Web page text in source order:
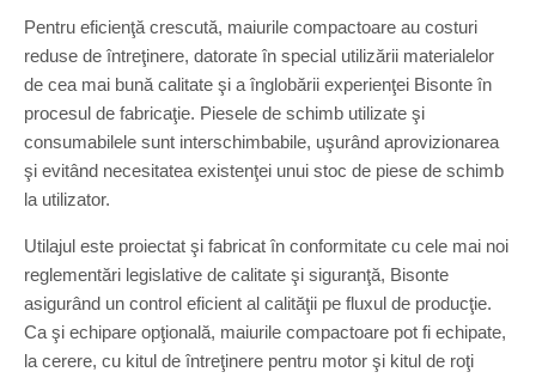
Pentru eficienţă crescută, maiurile com­pactoare au costuri
reduse de întreţinere, datorate în special utilizării materialelor
de cea mai bună calitate şi a înglobării experienţei Bisonte în
procesul de fabricaţie. Piesele de schimb utilizate şi
consumabilele sunt interschimbabile, uşurând aprovizionarea
şi evitând necesi­tatea existenţei unui stoc de piese de schimb
la utilizator.
Utilajul este proiectat şi fabricat în con­formitate cu cele mai noi
reglementări legislative de calitate şi siguranţă, Bisonte
asigurând un control eficient al calităţii pe fluxul de producţie.
Ca şi echipare opţională, maiurile com­pactoare pot fi echipate,
la cerere, cu kitul de întreţinere pentru motor şi kitul de roţi